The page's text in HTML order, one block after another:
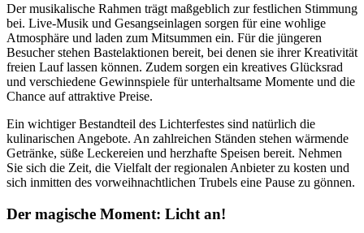
Der musikalische Rahmen trägt maßgeblich zur festlichen Stimmung
bei. Live-Musik und Gesangseinlagen sorgen für eine wohlige
Atmosphäre und laden zum Mitsummen ein. Für die jüngeren
Besucher stehen Bastelaktionen bereit, bei denen sie ihrer Kreativität
freien Lauf lassen können. Zudem sorgen ein kreatives Glücksrad
und verschiedene Gewinnspiele für unterhaltsame Momente und die
Chance auf attraktive Preise.
Ein wichtiger Bestandteil des Lichterfestes sind natürlich die
kulinarischen Angebote. An zahlreichen Ständen stehen wärmende
Getränke, süße Leckereien und herzhafte Speisen bereit. Nehmen
Sie sich die Zeit, die Vielfalt der regionalen Anbieter zu kosten und
sich inmitten des vorweihnachtlichen Trubels eine Pause zu gönnen.
Der magische Moment: Licht an!